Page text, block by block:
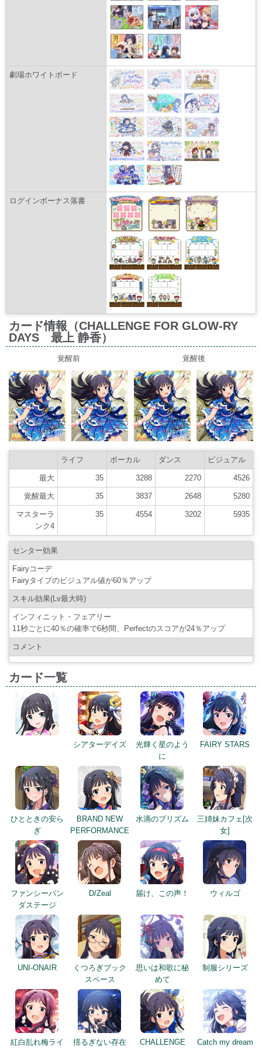
劇場ホワイトボード
ログインボーナス落書
カード情報（CHALLENGE FOR GLOW-RY
DAYS 最上 静香）
覚醒前 覚醒後
ライフ ボーカル ダンス ビジュアル
最大 35 3288 2270 4526
覚醒最大 35 3837 2648 5280
マスターラ
ンク4
35 4554 3202 5935
センター効果
Fairyコーデ
Fairyタイプのビジュアル値が60％アップ
スキル効果(Lv最大時)
インフィニット・フェアリー
11秒ごとに40％の確率で6秒間、Perfectのスコアが24％アップ
コメント
カード一覧
シアターデイズ
光輝く星のよう
に
FAIRY STARS
ひとときの安ら
ぎ
BRAND NEW
PERFORMANCE
水滴のプリズム
三姉妹カフェ[次
女]
ファンシーパン
ダステージ
D/Zeal 届け、この声！ ウィルゴ
UNI-ONAIR
くつろぎブック
スペース
思いは和歌に秘
めて
制服シリーズ
紅白乱れ梅ライ
揺るぎない存在
CHALLENGE
Catch my dream